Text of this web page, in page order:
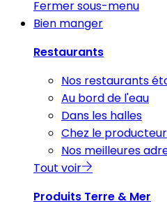
Fermer sous-menu
Bien manger
Restaurants
Nos restaurants
Au bord de l'eau
Dans les halles
Chez le producteur
Nos meilleures
Tout voir
Produits Terre & Mer